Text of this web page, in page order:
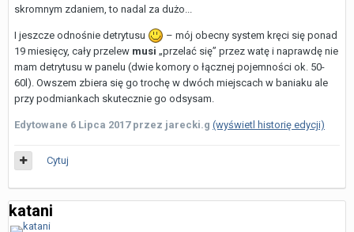
skromnym zdaniem, to nadal za dużo...
I jeszcze odnośnie detrytusu
– mój obecny system kręci się ponad
19 miesięcy, cały przelew musi „przelać się” przez watę i naprawdę nie
mam detrytusu w panelu (dwie komory o łącznej pojemności ok. 50-
60l). Owszem zbiera się go trochę w dwóch miejscach w baniaku ale
przy podmiankach skutecznie go odsysam.
Edytowane 6 Lipca 2017przez jarecki.g (wyświetl historię edycji)
Cytuj
katani